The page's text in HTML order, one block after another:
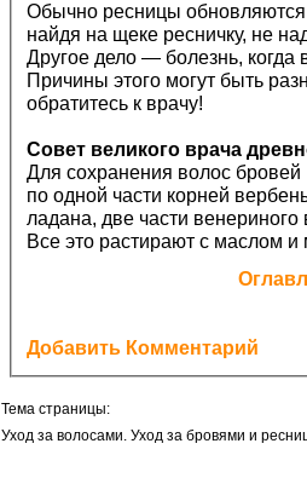
Обычно ресницы обновляются
найдя на щеке ресничку, не
Другое дело — болезнь,
Причины этого могут быть
обратитесь к врачу!
Совет великого врача
Для сохранения волос бровей
по одной части корней
ладана, две части венериного
Все это растирают с маслом и
Добавить Комментарий
Тема страницы:
Уход за волосами. Уход за бровями и